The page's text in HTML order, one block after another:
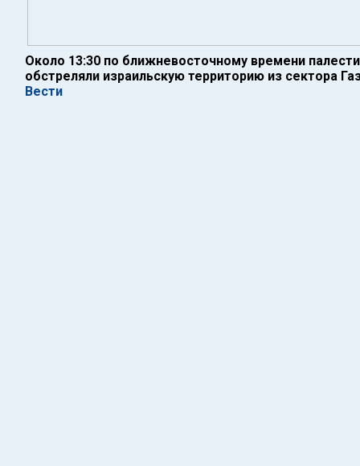
Около 13:30 по ближневосточному времени
обстреляли израильскую территорию из сектора
Вести